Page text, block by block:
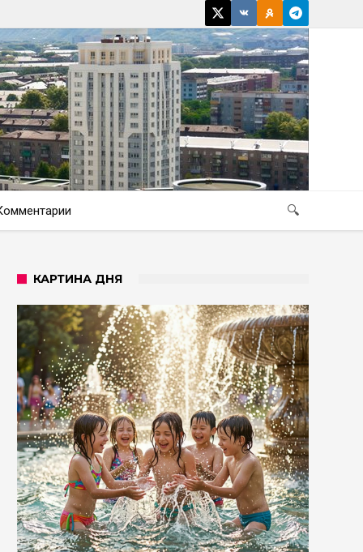
🔍
КАРТИНА ДНЯ